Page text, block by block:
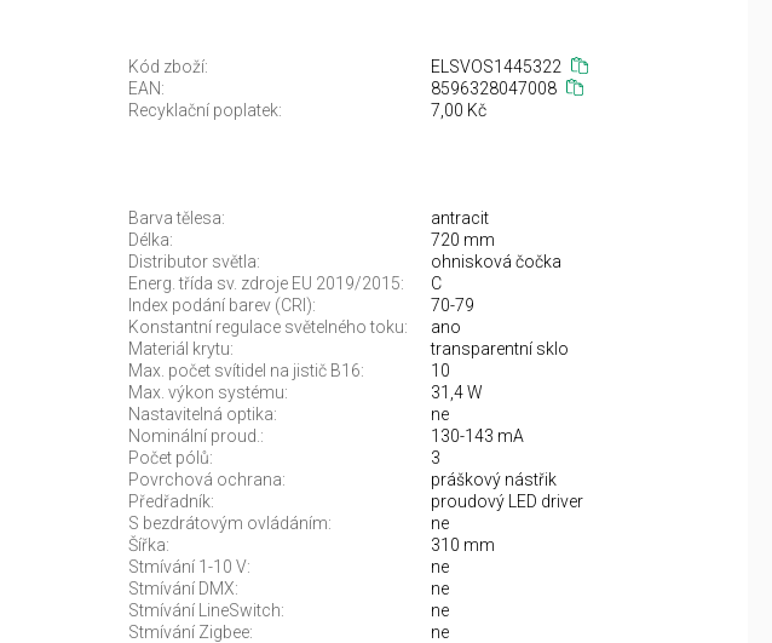
Kód zboží:
ELSVOS1445322
EAN:
8596328047008
Recyklační poplatek:
7,00 Kč
Barva tělesa:
antracit
Délka:
720 mm
Distributor světla:
ohnisková čočka
Energ. třída sv. zdroje EU 2019/2015:
C
Index podání barev (CRI):
70-79
Konstantní regulace světelného toku:
ano
Materiál krytu:
transparentní sklo
Max. počet svítidel na jistič B16:
10
Max. výkon systému:
31,4 W
Nastavitelná optika:
ne
Nominální proud.:
130-143 mA
Počet pólů:
3
Povrchová ochrana:
práškový nástřik
Předřadník:
proudový LED driver
S bezdrátovým ovládáním:
ne
Šířka:
310 mm
Stmívání 1-10 V:
ne
Stmívání DMX:
ne
Stmívání LineSwitch:
ne
Stmívání Zigbee:
ne